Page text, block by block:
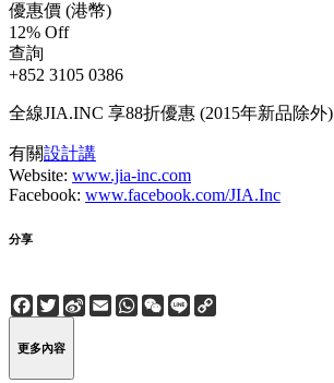
優惠價 (港幣)
12% Off
查詢
+852 3105 0386
全線JIA.INC 享88折優惠 (2015年新品除外)
有關設計講
Website: www.jia-inc.com
Facebook: www.facebook.com/JIA.Inc
分享
Facebook
Twitter
Sina
Weibo
EmailWhatsApp
WeChat
Line
更多內容